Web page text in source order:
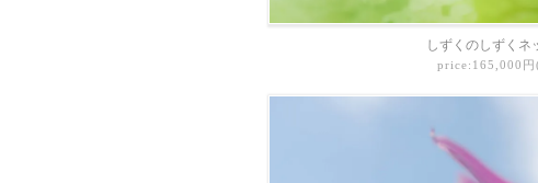
しずくのしずくネ
price:165,000円